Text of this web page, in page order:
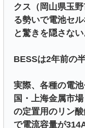
クス（岡山県玉
る勢いで電池セ
と驚きを隠さない
BESSは2年前の
実際、各種の電
国・上海金属市
の定置用のリン
で電流容量が